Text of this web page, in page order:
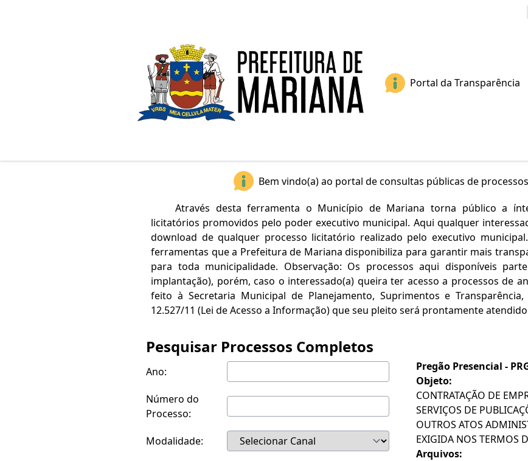
Portal da Transparência
Bem vindo(a) ao portal de consultas públicas de
Através desta ferramenta o Município de Mariana torna público a
licitatórios promovidos pelo poder executivo municipal. Aqui qualquer
download de qualquer processo licitatório realizado pelo executivo
ferramentas que a Prefeitura de Mariana disponibiliza para garantir mais
para toda municipalidade. Observação: Os processos aqui disponíveis
implantação), porém, caso o interessado(a) queira ter acesso a processos de
feito à Secretaria Municipal de Planejamento, Suprimentos e
12.527/11 (Lei de Acesso a Informação) que seu pleito será prontamente
Pesquisar Processos Completos
Ano:
Número do
Processo:
Modalidade:
Pregão Presencial -
Objeto:
CONTRATAÇÃO DE
SERVIÇOS DE
OUTROS ATOS
EXIGIDA NOS TERMOS
Arquivos: